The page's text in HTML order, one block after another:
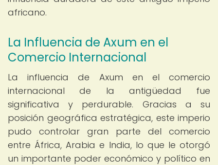
africano.
La Influencia de Axum en el
Comercio Internacional
La influencia de Axum en el comercio
internacional de la antigüedad fue
significativa y perdurable. Gracias a su
posición geográfica estratégica, este imperio
pudo controlar gran parte del comercio
entre África, Arabia e India, lo que le otorgó
un importante poder económico y político en